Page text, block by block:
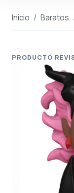
Inicio Baratos